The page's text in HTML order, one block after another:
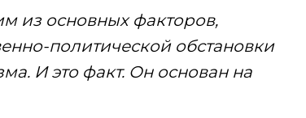
из основных факторов,
политической обстановки
И это факт. Он основан на